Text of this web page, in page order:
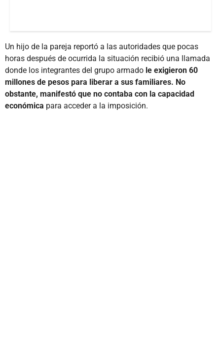
Un hijo de la pareja reportó a las autoridades que pocas
horas después de ocurrida la situación recibió una llamada
donde los integrantes del grupo armado le exigieron 60
millones de pesos para liberar a sus familiares. No
obstante, manifestó que no contaba con la capacidad
económica para acceder a la imposición.